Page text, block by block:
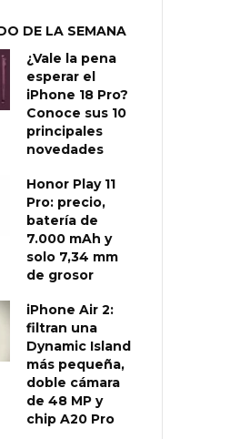
DE LA SEMANA
¿Vale la pena
esperar el
iPhone 18 Pro?
Conoce sus 10
principales
novedades
Honor Play 11
Pro: precio,
batería de
7.000 mAh y
solo 7,34 mm
de grosor
iPhone Air 2:
filtran una
Dynamic Island
más pequeña,
doble cámara
de 48 MP y
chip A20 Pro